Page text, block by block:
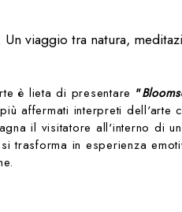
Un viaggio tra natura,
è lieta di presentare "
affermati interpreti dell'arte
il visitatore all'interno di
trasforma in esperienza